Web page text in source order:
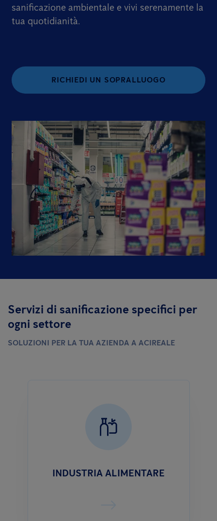
sanificazione ambientale e vivi serenamente la
tua quotidianità.
RICHIEDI UN SOPRALLUOGO
Servizi di sanificazione specifici per
ogni settore
SOLUZIONI PER LA TUA AZIENDA A ACIREALE
INDUSTRIA ALIMENTARE